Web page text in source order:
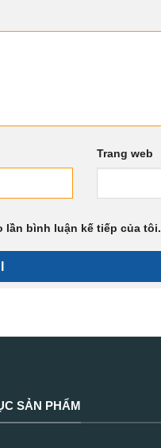
Trang web
lần bình luận kế tiếp của tôi.
SẢN PHẨM